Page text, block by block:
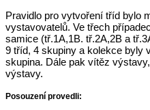
Pravidlo pro vytvoření tříd bylo
vystavovatelů. Ve třech
samice (tř.1A,1B. tř.2A,2B a
9 tříd, 4 skupiny a kolekce byly
skupina. Dále pak vítěz
výstavy.
Posouzení provedli: